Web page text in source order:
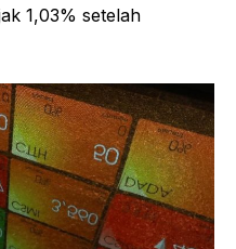
1,03% setelah